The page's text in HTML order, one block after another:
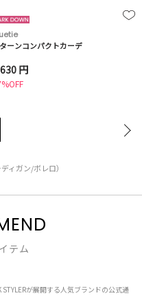
ーンコンパクトカーデ
円
ィガン/ボレロ）
テム
が展開する人気ブランドの公式通